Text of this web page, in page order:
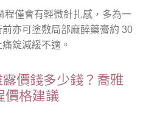
程僅會有輕微針扎感，多為一
亦可塗敷局部麻醉藥膏約 30
錠減緩不適。
價錢多少錢？喬雅
價格建議